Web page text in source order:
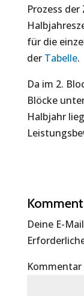
Prozess
für die
der Tabelle.
Da im 2.
Blöcke
Halbjahr
Deine E-
Kommentar